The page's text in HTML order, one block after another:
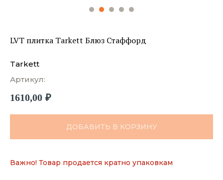
LVT плитка Tarkett Блюз Стаффорд
Tarkett
Артикул:
1610,00 ₽
ДОБАВИТЬ В КОРЗИНУ
Важно! Товар продается кратно упаковкам